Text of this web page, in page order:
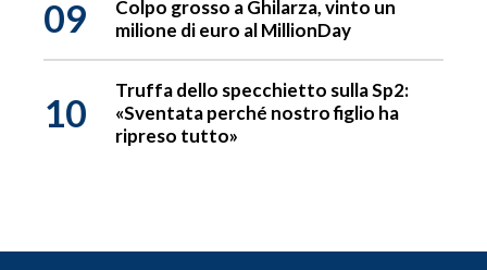
09
Colpo grosso a Ghilarza, vinto un
milione di euro al MillionDay
10
Truffa dello specchietto sulla Sp2:
«Sventata perché nostro figlio ha
ripreso tutto»